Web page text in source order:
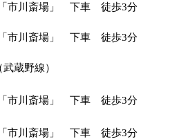
市川斎場」 下車 徒歩3分
川斎場」 下車 徒歩3分
蔵野線）
市川斎場」 下車 徒歩3分
川斎場」 下車 徒歩3分